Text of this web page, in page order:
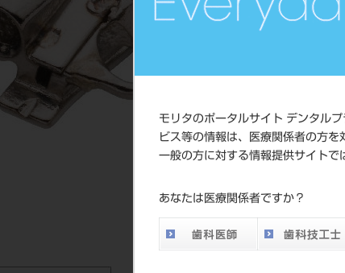
モリタのポータルサイト デンタル
ビス等の情報は、医療関係者の方を
一般の方に対する情報提供サイトで
あなたは医療関係者ですか？